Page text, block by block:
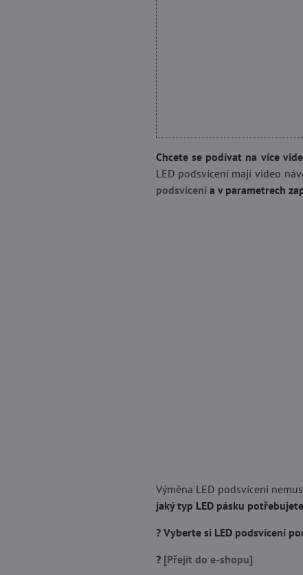
Chcete se podívat na více
LED podsvícení mají video
podsvícenía v parametrech
Výměna LED podsvícení
jaký typ LED pásku
? Vyberte si LED podsvícení
? [Přejít do e-shopu]